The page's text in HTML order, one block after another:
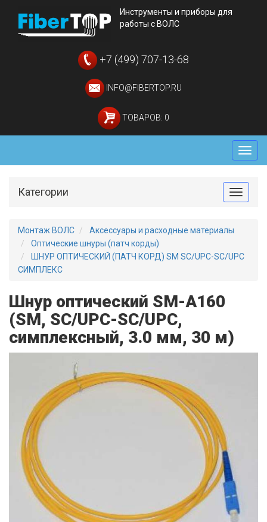
Инструменты и приборы для
работы с ВОЛС
+7 (499) 707-13-68
INFO@FIBERTOP.RU
ТОВАРОВ: 0
Меню
Toggle
Категории
Монтаж ВОЛС
Аксессуары и расходные материалы
Оптические шнуры (патч корды)
ШНУР ОПТИЧЕСКИЙ (ПАТЧ КОРД) SM SC/UPC-SC/UPC
СИМПЛЕКС
Шнур оптический SM-A160
(SM, SC/UPC-SC/UPC,
симплексный, 3.0 мм, 30 м)